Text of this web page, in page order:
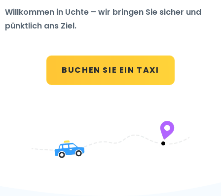
BUCHEN SIE EIN TAXI
Willkommen in Uchte – wir bringen Sie sicher und
pünktlich ans Ziel.